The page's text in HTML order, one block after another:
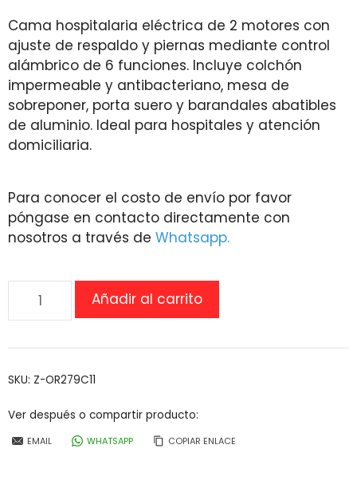
Cama hospitalaria eléctrica de 2 motores con
ajuste de respaldo y piernas mediante control
alámbrico de 6 funciones. Incluye colchón
impermeable y antibacteriano, mesa de
sobreponer, porta suero y barandales abatibles
de aluminio. Ideal para hospitales y atención
domiciliaria.
Para conocer el costo de envío por favor
póngase en contacto directamente con
nosotros a través de Whatsapp.
Hospitalaria
de
Motores
cantidad
Añadir al carrito
SKU: Z-OR279C11
Ver después o compartir producto:
EMAIL WHATSAPP COPIAR ENLACE